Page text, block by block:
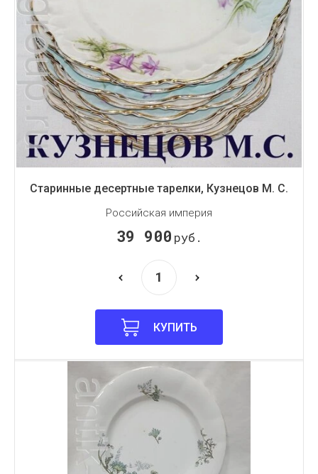
Старинные десертные тарелки, Кузнецов М. С.
Российская империя
39 900 руб.
КУПИТЬ